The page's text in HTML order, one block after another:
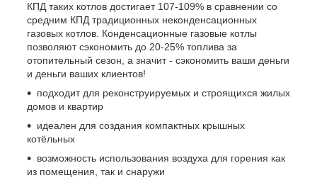
КПД таких котлов достигает 107-109% в сравнении со
средним КПД традиционных неконденсационных
газовых котлов. Конденсационные газовые котлы
позволяют сэкономить до 20-25% топлива за
отопительный сезон, а значит - сэкономить ваши деньги
и деньги ваших клиентов!
подходит для реконструируемых и строящихся жилых
домов и квартир
идеален для создания компактных крышных
котёльных
возможность использования воздуха для горения как
из помещения, так и снаружи